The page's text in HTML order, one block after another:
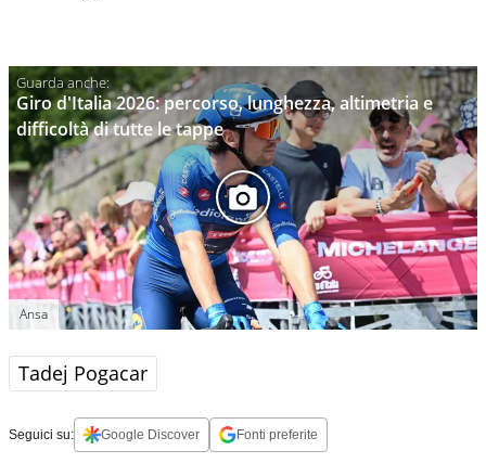
Giro d'Italia 2026: percorso, lunghezza, altimetria e
difficoltà di tutte le tappe
Ansa
Tadej Pogacar
Seguici su: Google Discover Fonti preferite